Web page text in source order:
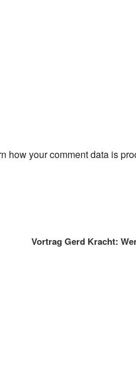
how your comment data is
Vortrag Gerd Kracht: